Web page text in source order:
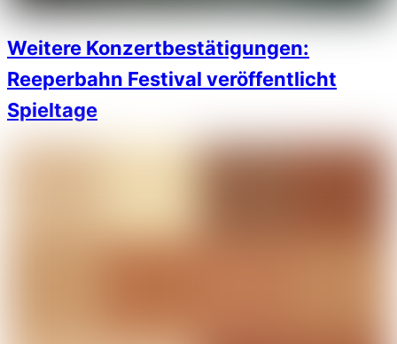
Weitere Konzertbestätigungen:
Reeperbahn Festival veröffentlicht
Spieltage